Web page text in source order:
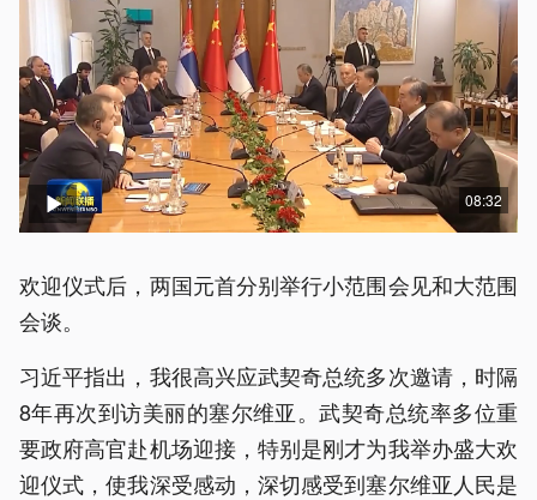
08:32
欢迎仪式后，两国元首分别举行小范围会见和大范围
会谈。
习近平指出，我很高兴应武契奇总统多次邀请，时隔
8年再次到访美丽的塞尔维亚。武契奇总统率多位重
要政府高官赴机场迎接，特别是刚才为我举办盛大欢
迎仪式，使我深受感动，深切感受到塞尔维亚人民是